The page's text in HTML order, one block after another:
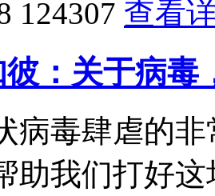
124307 查看
彼：关于病
病毒肆虐的
助我们打好